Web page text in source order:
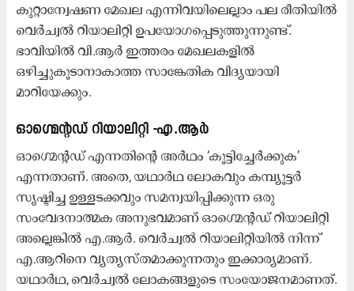
കുറ്റാന്വേഷണ മേഖല എന്നിവയിലെല്ലാം പല രീതിയിൽ
വെർച്വൽ റിയാലിറ്റി ഉപയോഗപ്പെടുത്തുന്നുണ്ട്.
ഭാവിയിൽ വി.ആർ ഇത്തരം മേഖലകളിൽ
ഒഴിച്ചുകൂടാനാകാത്ത സാ​ങ്കേതിക വിദ്യയായി
മാറിയേക്കും.
ഓഗ്മെന്റഡ് റിയാലിറ്റി -എ.ആർ
ഓഗ്മെന്റഡ് എന്നതിന്റെ അർഥം ‘കൂട്ടിച്ചേർക്കുക’
എന്നതാണ്. അതെ, യഥാർഥ ലോകവും കമ്പ്യൂട്ടർ
സൃഷ്ടിച്ച ഉള്ളടക്കവും സമന്വയിപ്പിക്കുന്ന ഒരു
സംവേദനാത്മക അനുഭവമാണ് ഓഗ്മെന്റഡ് റിയാലിറ്റി
അല്ലെങ്കിൽ എ.ആർ. വെർച്വൽ റിയാലിറ്റിയിൽ നിന്ന്
എ.ആറിനെ വ്യത്യസ്തമാക്കുന്നതും ഇക്കാര്യമാണ്.
യഥാർഥ, വെർച്വൽ ലോകങ്ങളുടെ സംയോജനമാണത്.